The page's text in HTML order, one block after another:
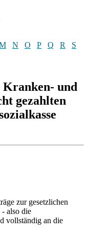
N O P Q R
S
Kranken- und
gezahlten
zur gesetzlichen
also die
vollständig an die